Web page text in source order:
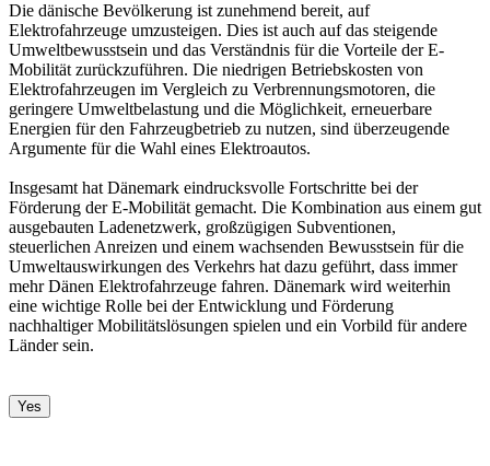
Die dänische Bevölkerung ist zunehmend bereit, auf
Elektrofahrzeuge umzusteigen. Dies ist auch auf das steigende
Umweltbewusstsein und das Verständnis für die Vorteile der E-
Mobilität zurückzuführen. Die niedrigen Betriebskosten von
Elektrofahrzeugen im Vergleich zu Verbrennungsmotoren, die
geringere Umweltbelastung und die Möglichkeit, erneuerbare
Energien für den Fahrzeugbetrieb zu nutzen, sind überzeugende
Argumente für die Wahl eines Elektroautos.
Insgesamt hat Dänemark eindrucksvolle Fortschritte bei der
Förderung der E-Mobilität gemacht. Die Kombination aus einem gut
ausgebauten Ladenetzwerk, großzügigen Subventionen,
steuerlichen Anreizen und einem wachsenden Bewusstsein für die
Umweltauswirkungen des Verkehrs hat dazu geführt, dass immer
mehr Dänen Elektrofahrzeuge fahren. Dänemark wird weiterhin
eine wichtige Rolle bei der Entwicklung und Förderung
nachhaltiger Mobilitätslösungen spielen und ein Vorbild für andere
Länder sein.
Yes